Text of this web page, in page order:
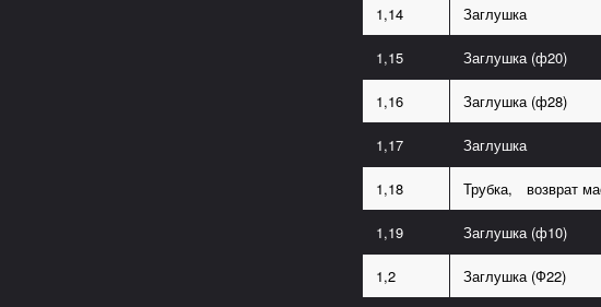
1,14 Заглушка
1,15 Заглушка (ф20)
1,16 Заглушка (ф28)
1,17 Заглушка
1,18 Трубка, возврат
1,19 Заглушка (ф10)
1,2 Заглушка (Ф22)